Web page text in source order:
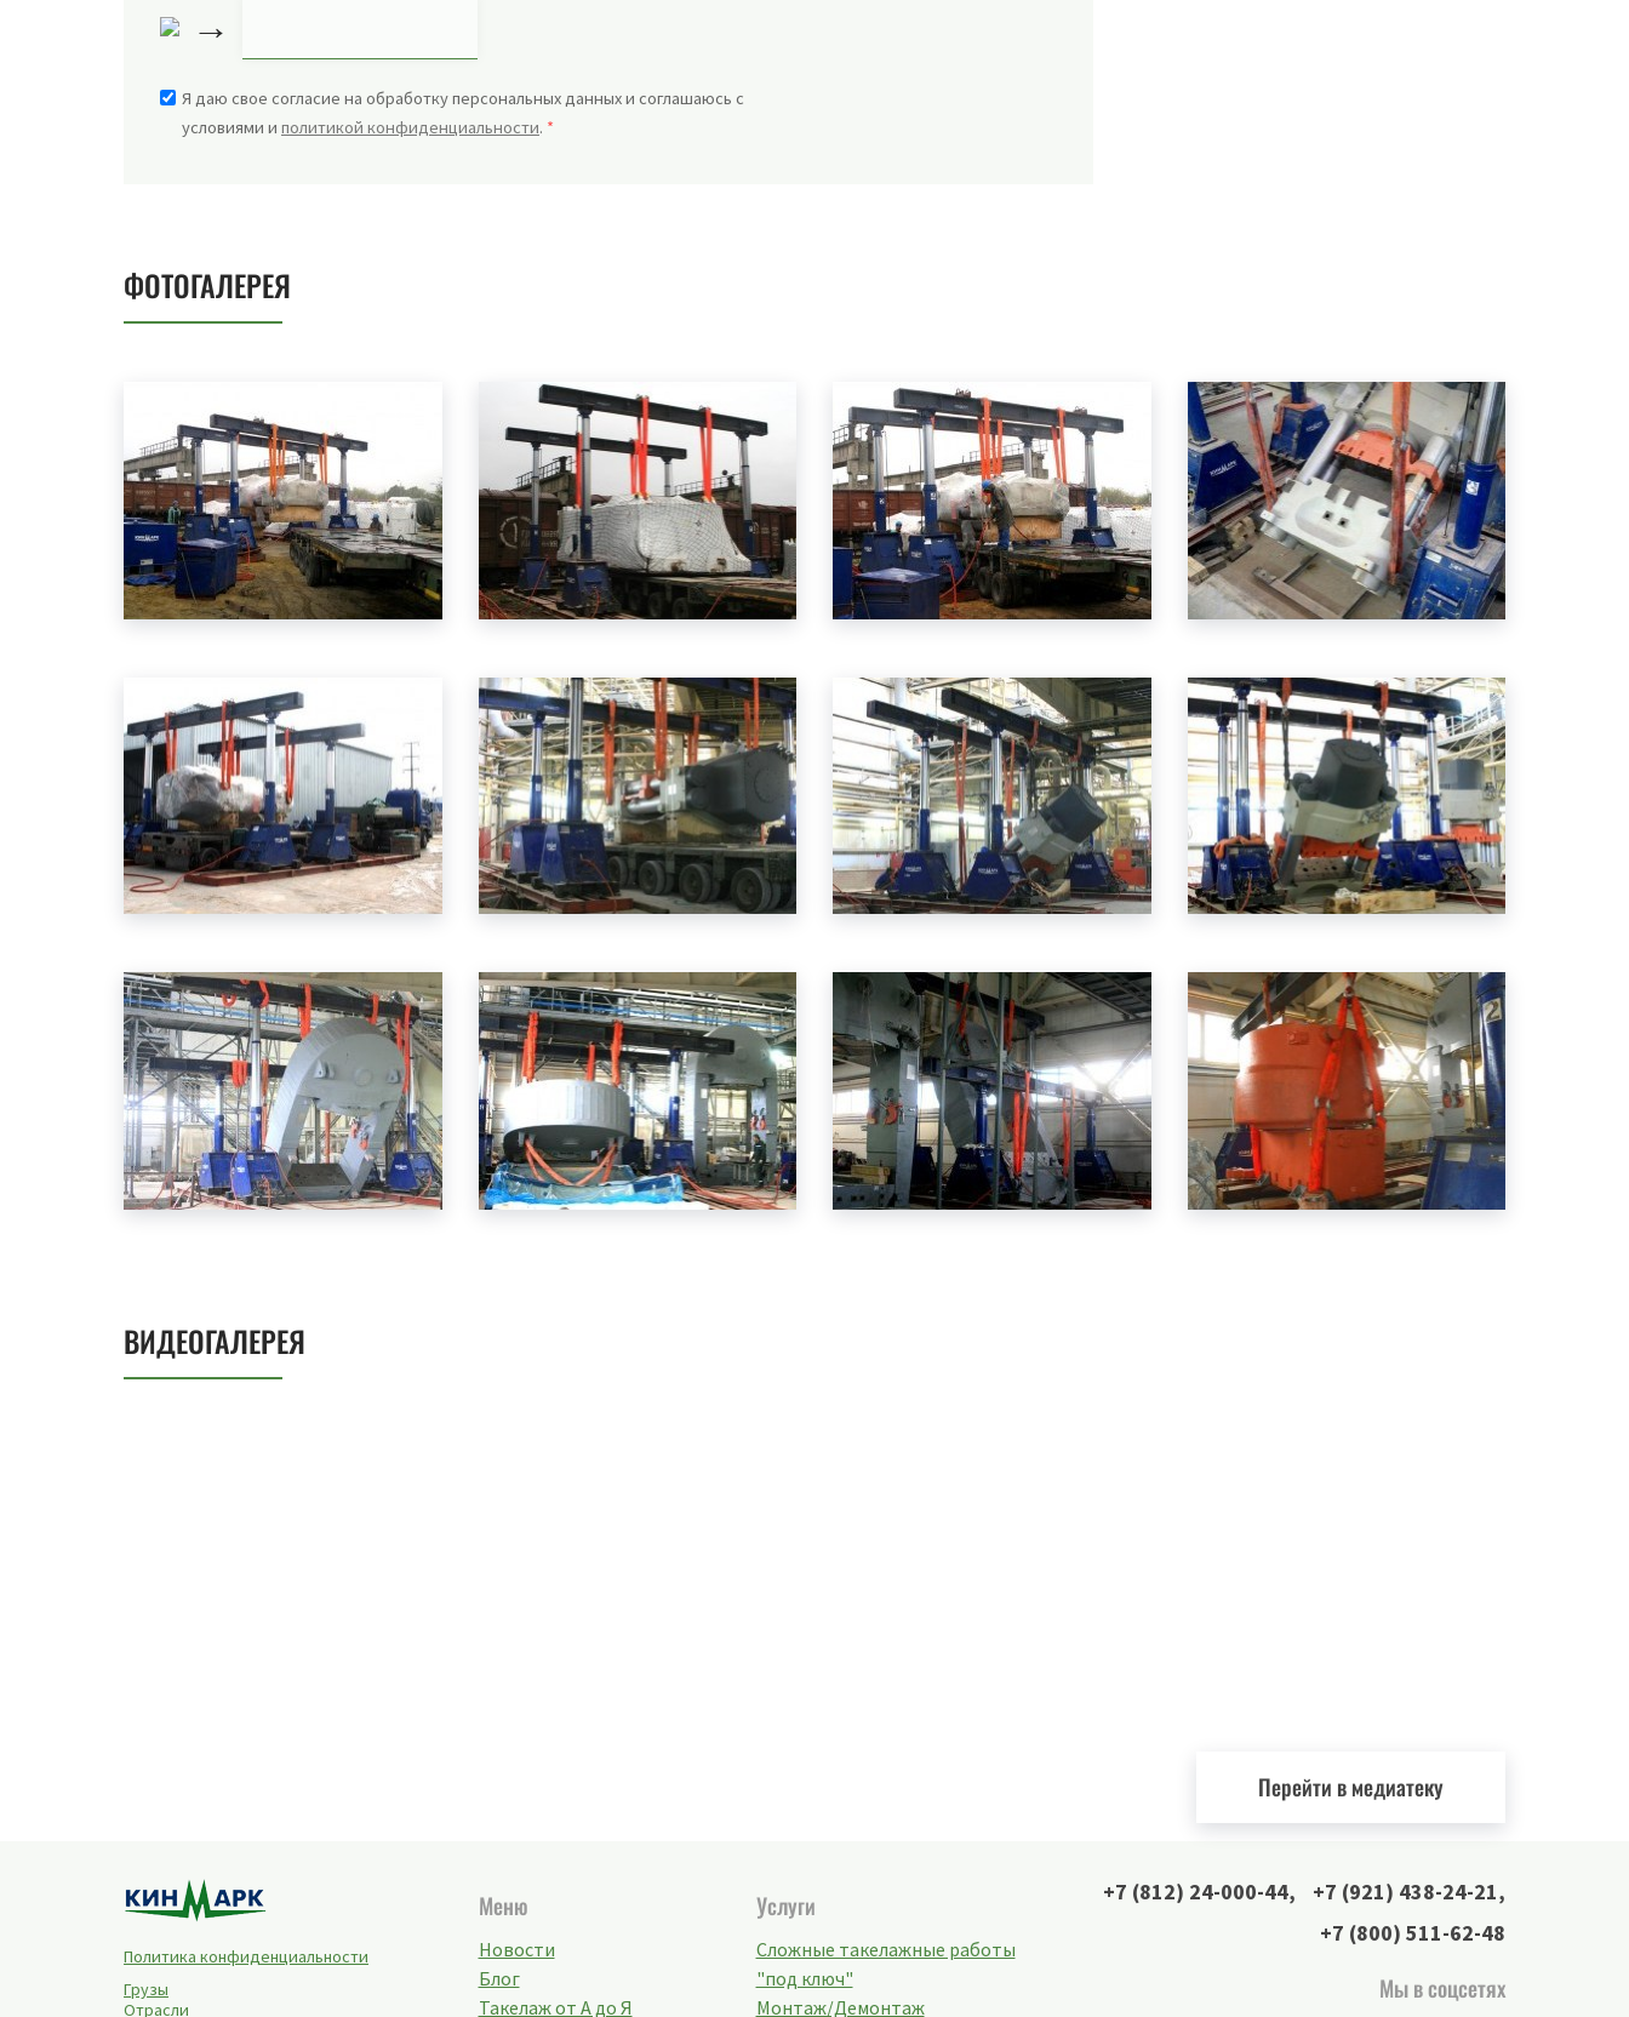
→
Я даю свое согласие на обработку персональных данных и соглашаюсь с
условиями и политикой конфиденциальности. *
ФОТОГАЛЕРЕЯ
ВИДЕОГАЛЕРЕЯ
Перейти в медиатеку
Политика конфиденциальности
Грузы
Отрасли
Меню
Новости
Блог
Такелаж от А до Я
Услуги
Сложные такелажные работы
"под ключ"
Монтаж/Демонтаж
+7 (812) 24-000-44, +7 (921) 438-24-21,
+7 (800) 511-62-48
Мы в соцсетях